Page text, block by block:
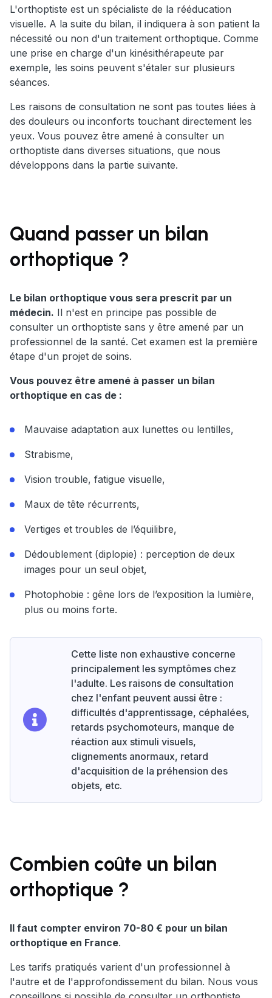
L'orthoptiste est un spécialiste de la rééducation
visuelle. A la suite du bilan, il indiquera à son patient la
nécessité ou non d'un traitement orthoptique. Comme
une prise en charge d'un kinésithérapeute par
exemple, les soins peuvent s'étaler sur plusieurs
séances.
Les raisons de consultation ne sont pas toutes liées à
des douleurs ou inconforts touchant directement les
yeux. Vous pouvez être amené à consulter un
orthoptiste dans diverses situations, que nous
développons dans la partie suivante.
Quand passer un bilan
orthoptique ?
Le bilan orthoptique vous sera prescrit par un
médecin. Il n'est en principe pas possible de
consulter un orthoptiste sans y être amené par un
professionnel de la santé. Cet examen est la première
étape d'un projet de soins.
Vous pouvez être amené à passer un bilan
orthoptique en cas de :
Mauvaise adaptation aux lunettes ou lentilles,
Strabisme,
Vision trouble, fatigue visuelle,
Maux de tête récurrents,
Vertiges et troubles de l’équilibre,
Dédoublement (diplopie) : perception de deux
images pour un seul objet,
Photophobie : gêne lors de l’exposition la lumière,
plus ou moins forte.
Cette liste non exhaustive concerne
principalement les symptômes chez
l'adulte. Les raisons de consultation
chez l'enfant peuvent aussi être :
difficultés d'apprentissage, céphalées,
retards psychomoteurs, manque de
réaction aux stimuli visuels,
clignements anormaux, retard
d'acquisition de la préhension des
objets, etc.
Combien coûte un bilan
orthoptique ?
Il faut compter environ 70-80 € pour un bilan
orthoptique en France.
Les tarifs pratiqués varient d'un professionnel à
l'autre et de l'approfondissement du bilan. Nous vous